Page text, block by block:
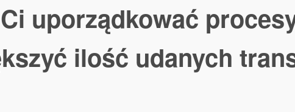
uporządkować
ilość udanych